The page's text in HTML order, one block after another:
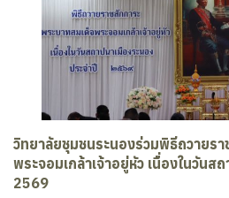
วิทยาลัยชุมชนระนองร่วมพิธีถวายร
พระจอมเกล้าเจ้าอยู่หัว เนื่องในวันส
2569